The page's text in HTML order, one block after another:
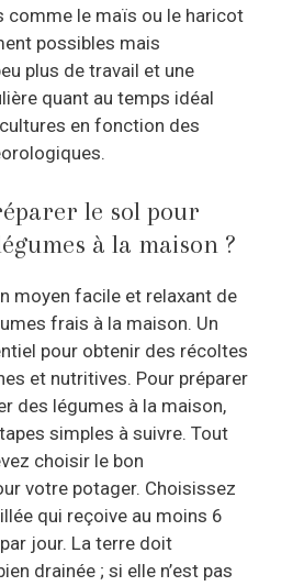
comme le maïs ou le haricot
possibles mais
plus de travail et une
quant au temps idéal
en fonction des
le sol pour
à la maison ?
moyen facile et relaxant de
frais à la maison. Un
pour obtenir des récoltes
et nutritives. Pour préparer
des légumes à la maison,
simples à suivre. Tout
choisir le bon
votre potager. Choisissez
qui reçoive au moins 6
jour. La terre doit
drainée ; si elle n’est pas